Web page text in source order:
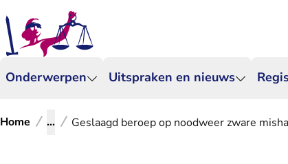
Onderwerpen Uitspraken en nieuws
Home ... Geslaagd beroep op noodweer zware